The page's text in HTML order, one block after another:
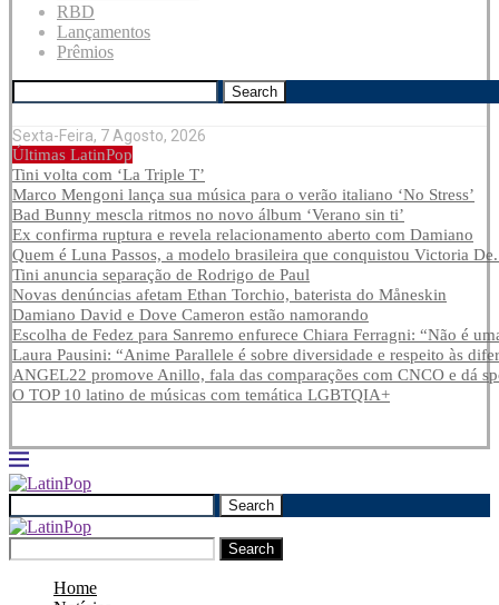
RBD
Lançamentos
Prêmios
Search
Sexta-Feira, 7 Agosto, 2026
Últimas LatinPop
Tini volta com ‘La Triple T’
Marco Mengoni lança sua música para o verão italiano ‘No Stress’
Bad Bunny mescla ritmos no novo álbum ‘Verano sin ti’
Ex confirma ruptura e revela relacionamento aberto com Damiano
Quem é Luna Passos, a modelo brasileira que conquistou Victoria
Tini anuncia separação de Rodrigo de Paul
Novas denúncias afetam Ethan Torchio, baterista do Måneskin
Damiano David e Dove Cameron estão namorando
Escolha de Fedez para Sanremo enfurece Chiara Ferragni: “Não é
Laura Pausini: “Anime Parallele é sobre diversidade e respeito às
ANGEL22 promove Anillo, fala das comparações com CNCO e dá
O TOP 10 latino de músicas com temática LGBTQIA+
Search
Search
Home